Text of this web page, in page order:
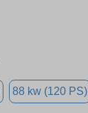
88 kw (120 PS)